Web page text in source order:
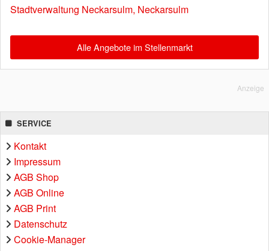
Stadtverwaltung Neckarsulm, Neckarsulm
Alle Angebote im Stellenmarkt
Anzeige
SERVICE
Kontakt
Impressum
AGB Shop
AGB Online
AGB Print
Datenschutz
Cookie-Manager